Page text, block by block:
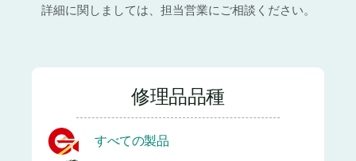
詳細に関しましては、担当営業にご相談ください。
修理品品種
すべての製品